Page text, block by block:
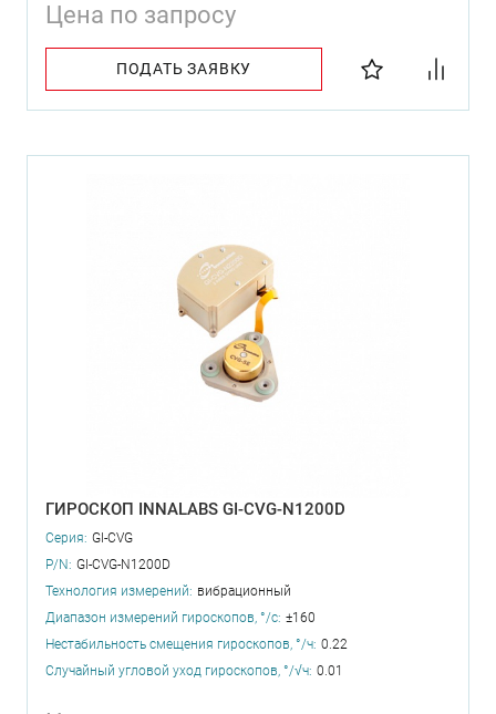
Цена по запросу
ПОДАТЬ ЗАЯВКУ
ГИРОСКОП INNALABS GI-CVG-N1200D
Серия: GI-CVG
P/N: GI-CVG-N1200D
Технология измерений: вибрационный
Диапазон измерений гироскопов, °/с: ±160
Нестабильность смещения гироскопов, °/ч: 0.22
Случайный угловой уход гироскопов, °/√ч: 0.01